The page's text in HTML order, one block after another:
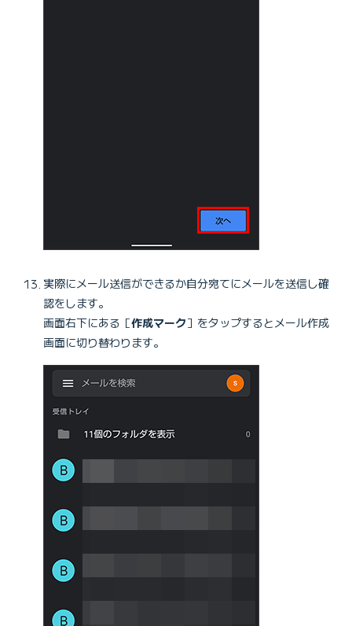
実際にメール送信ができるか自分宛てにメールを送信し確
認をします。
画面右下にある［作成マーク］をタップするとメール作成
画面に切り替わります。